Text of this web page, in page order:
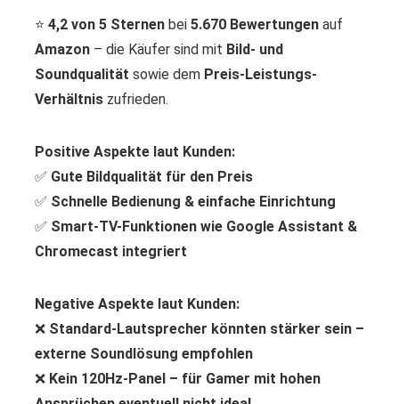
⭐ 4,2 von 5 Sternen bei 5.670 Bewertungen auf
Amazon – die Käufer sind mit Bild- und
Soundqualität sowie dem Preis-Leistungs-
Verhältnis zufrieden.
Positive Aspekte laut Kunden:
✅ Gute Bildqualität für den Preis
✅ Schnelle Bedienung & einfache Einrichtung
✅ Smart-TV-Funktionen wie Google Assistant &
Chromecast integriert
Negative Aspekte laut Kunden:
❌ Standard-Lautsprecher könnten stärker sein –
externe Soundlösung empfohlen
❌ Kein 120Hz-Panel – für Gamer mit hohen